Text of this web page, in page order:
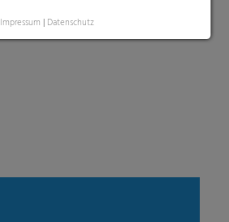
Impressum | Datenschutz